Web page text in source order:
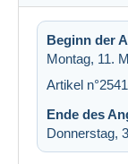
Beginn der
Montag, 11.
Artikel
Ende des
Donnerstag,